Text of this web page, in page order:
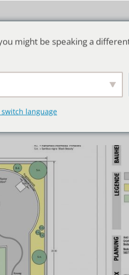
WELT
might be speaking a
language